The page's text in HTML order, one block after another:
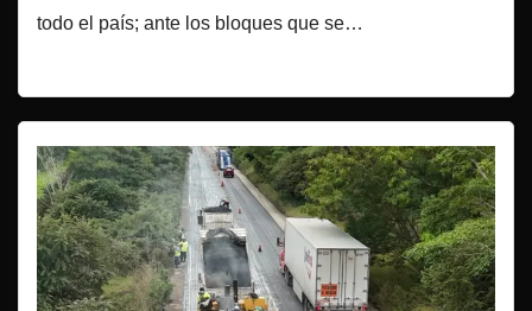
todo el país; ante los bloques que se…